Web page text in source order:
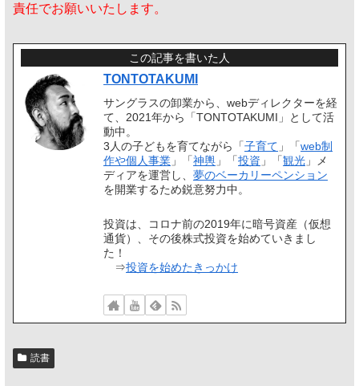
責任でお願いいたします。
この記事を書いた人
TONTOTAKUMI
サングラスの卸業から、webディレクターを経
て、2021年から「TONTOTAKUMI」として活
動中。
3人の子どもを育てながら「子育て 」「web制
作や個人事業 」「神輿 」「投資 」「観光 」メ
ディアを運営し、夢のベーカリーペンション
を開業するため鋭意努力中。
投資は、コロナ前の2019年に暗号資産（仮想
通貨）、その後株式投資を始めていきまし
た！
⇒投資を始めたきっかけ
読書